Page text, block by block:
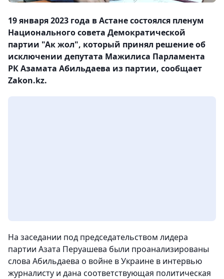
19 января 2023 года в Астане состоялся пленум
Национального совета Демократической
партии "Ак жол", который принял решение об
исключении депутата Мажилиса Парламента
РК Азамата Абильдаева из партии, сообщает
Zakon.kz.
На заседании под председательством лидера
партии Азата Перуашева были проанализированы
слова Абильдаева о войне в Украине в интервью
журналисту и дана соответствующая политическая